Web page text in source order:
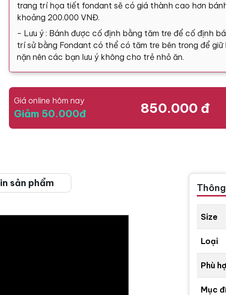
trang trí họa tiết fondant sẽ có giá thành cao hơn
khoảng 200.000 VNĐ.
- Lưu ý : Bánh được cố định bằng tăm tre để cố định
trí sử bằng Fondant có thể có tăm tre bên trong để giữ
nặn nên các bạn lưu ý không cho trẻ nhỏ ăn.
Giá online hôm nay
Giảm 50.000đ 850.000 đ
sản phẩm
Size
Loại
Phù
Mục